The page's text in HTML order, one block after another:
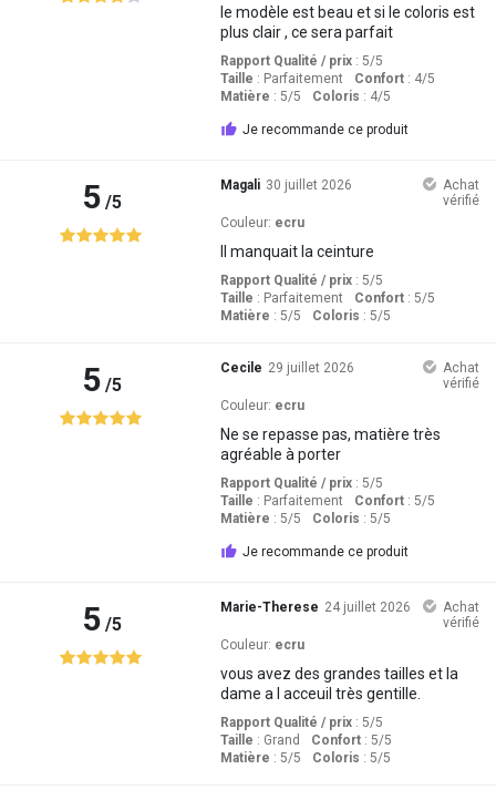
le modèle est beau et si le coloris est
plus clair , ce sera parfait
Rapport Qualité / prix: 5/5
Taille : Parfaitement Confort: 4/5
Matière : 5/5 Coloris : 4/5
Je recommande ce produit
5/5
Magali 30 juillet 2026
Achat
vérifié
Couleur: ecru
Il manquait la ceinture
Rapport Qualité / prix: 5/5
Taille : Parfaitement Confort: 5/5
Matière : 5/5 Coloris : 5/5
5/5
Cecile 29 juillet 2026
Achat
vérifié
Couleur: ecru
Ne se repasse pas, matière très
agréable à porter
Rapport Qualité / prix: 5/5
Taille : Parfaitement Confort: 5/5
Matière : 5/5 Coloris : 5/5
Je recommande ce produit
5/5
Marie-Therese 24 juillet 2026
Achat
vérifié
Couleur: ecru
vous avez des grandes tailles et la
dame a l acceuil très gentille.
Rapport Qualité / prix: 5/5
Taille : Grand Confort: 5/5
Matière : 5/5 Coloris : 5/5